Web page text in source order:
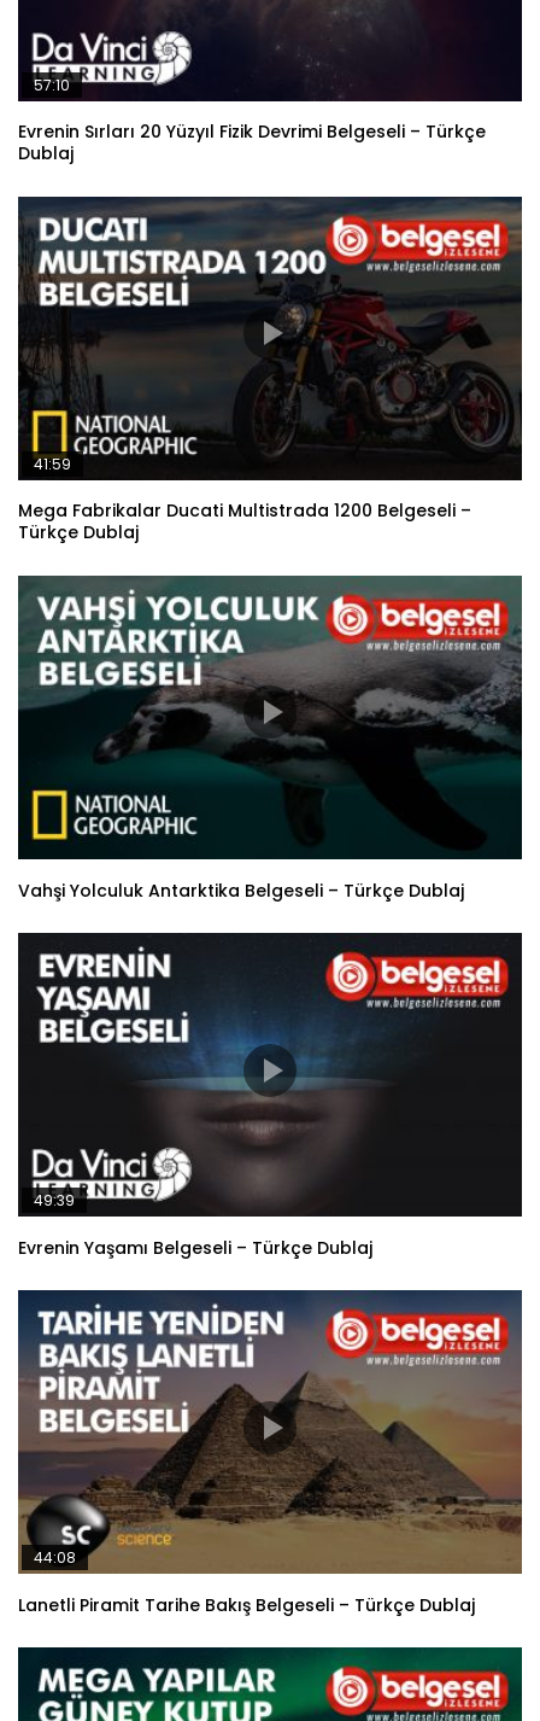
57:10
Evrenin Sırları 20 Yüzyıl Fizik Devrimi Belgeseli – Türkçe
Dublaj
41:59
Mega Fabrikalar Ducati Multistrada 1200 Belgeseli –
Türkçe Dublaj
Vahşi Yolculuk Antarktika Belgeseli – Türkçe Dublaj
49:39
Evrenin Yaşamı Belgeseli – Türkçe Dublaj
44:08
Lanetli Piramit Tarihe Bakış Belgeseli – Türkçe Dublaj